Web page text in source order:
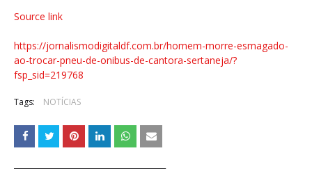
Source link
https://jornalismodigitaldf.com.br/homem-morre-esmagado-
ao-trocar-pneu-de-onibus-de-cantora-sertaneja/?
fsp_sid=219768
Tags: NOTÍCIAS